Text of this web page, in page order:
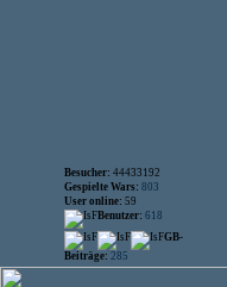
Besucher: 44433192
Gespielte Wars: 803
User online: 59
Benutzer: 618
GB-
Beiträge: 285